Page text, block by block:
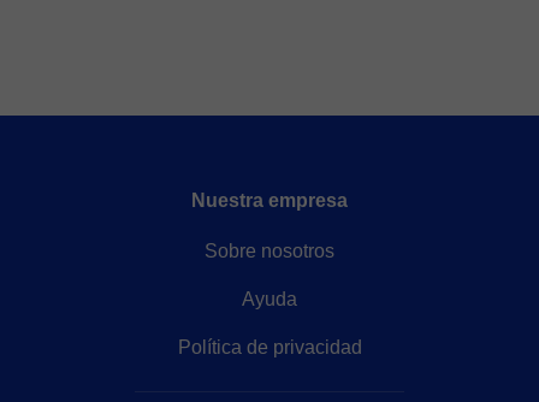
Nuestra empresa
Sobre nosotros
Ayuda
Política de privacidad